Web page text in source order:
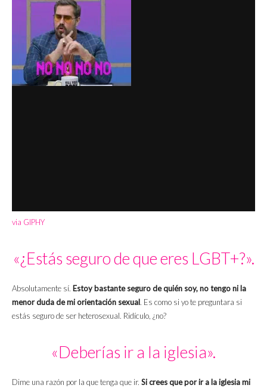
via GIPHY
«¿Estás seguro de que eres LGBT+?».
Absolutamente sí. Estoy bastante seguro de quién soy, no tengo ni la
menor duda de mi orientación sexual. Es como si yo te preguntara si
estás seguro de ser heterosexual. Ridículo, ¿no?
«Deberías ir a la iglesia».
Dime una razón por la que tenga que ir. Si crees que por ir a la iglesia mi